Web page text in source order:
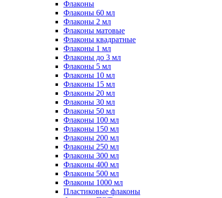
Флаконы
Флаконы 60 мл
Флаконы 2 мл
Флаконы матовые
Флаконы квадратные
Флаконы 1 мл
Флаконы до 3 мл
Флаконы 5 мл
Флаконы 10 мл
Флаконы 15 мл
Флаконы 20 мл
Флаконы 30 мл
Флаконы 50 мл
Флаконы 100 мл
Флаконы 150 мл
Флаконы 200 мл
Флаконы 250 мл
Флаконы 300 мл
Флаконы 400 мл
Флаконы 500 мл
Флаконы 1000 мл
Пластиковые флаконы